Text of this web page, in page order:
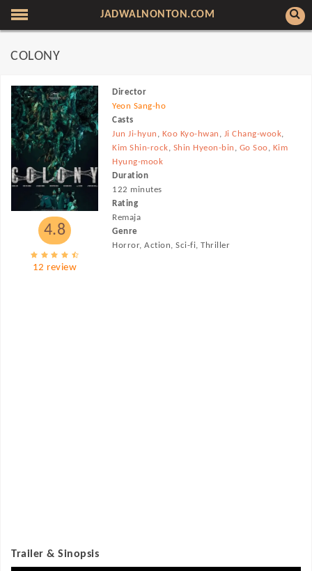
JADWALNONTON.COM
COLONY
4.8
12 review
Director
Yeon Sang-ho
Casts
Jun Ji-hyun , Koo Kyo-hwan , Ji Chang-wook,
Kim Shin-rock, Shin Hyeon-bin , Go Soo, Kim
Hyung-mook
Duration
122 minutes
Rating
Remaja
Genre
Horror, Action, Sci-fi, Thriller
Trailer & Sinopsis